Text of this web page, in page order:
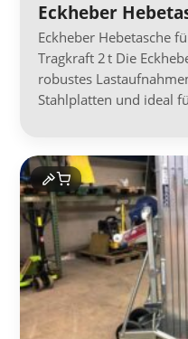
Eckheber
Eckheber Hebetasche
Tragkraft 2 t Die
robustes
Stahlplatten und ideal